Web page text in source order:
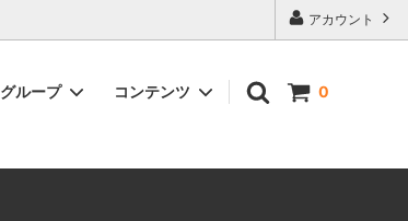
アカウント
0
グループ
成田果樹園
コンテンツ
西尾農園について